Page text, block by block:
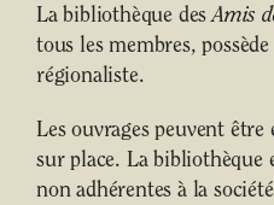
La bibliothèque desAmis
tous les membres,
régionaliste.
Les ouvrages peuvent
sur place. La bibliothèque
non adhérentes à la